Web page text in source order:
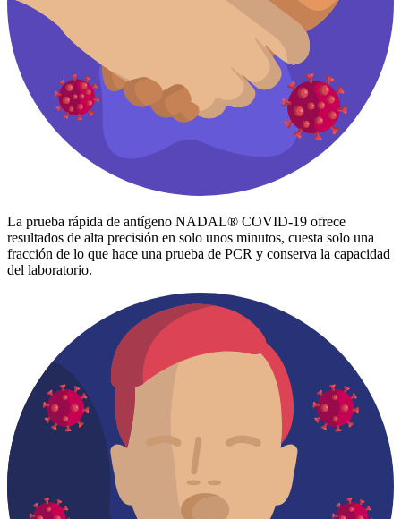
La prueba rápida de antígeno NADAL® COVID-19 ofrece
resultados de alta precisión en solo unos minutos, cuesta solo una
fracción de lo que hace una prueba de PCR y conserva la capacidad
del laboratorio.